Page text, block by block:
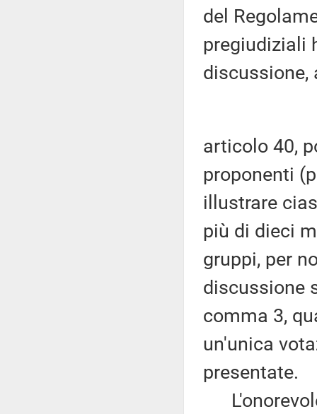
del
pregiudiziali
discussione,
articolo 40,
proponenti
illustrare
più di dieci
gruppi, per
discussione
comma 3,
un'unica
presentate.